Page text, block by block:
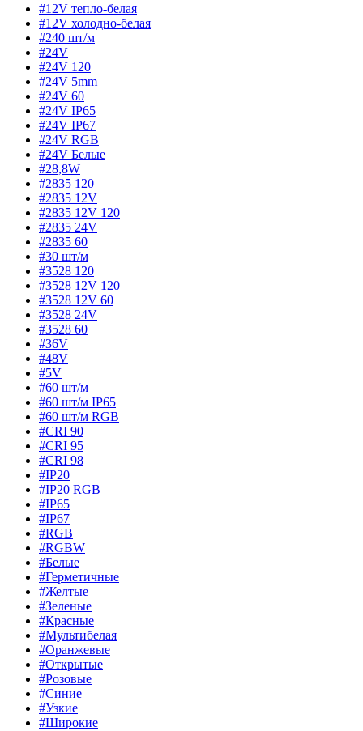
#12V тепло-белая
#12V холодно-белая
#240 шт/м
#24V
#24V 120
#24V 5mm
#24V 60
#24V IP65
#24V IP67
#24V RGB
#24V Белые
#28,8W
#2835 120
#2835 12V
#2835 12V 120
#2835 24V
#2835 60
#30 шт/м
#3528 120
#3528 12V 120
#3528 12V 60
#3528 24V
#3528 60
#36V
#48V
#5V
#60 шт/м
#60 шт/м IP65
#60 шт/м RGB
#CRI 90
#CRI 95
#CRI 98
#IP20
#IP20 RGB
#IP65
#IP67
#RGB
#RGBW
#Белые
#Герметичные
#Желтые
#Зеленые
#Красные
#Мультибелая
#Оранжевые
#Открытые
#Розовые
#Синие
#Узкие
#Широкие